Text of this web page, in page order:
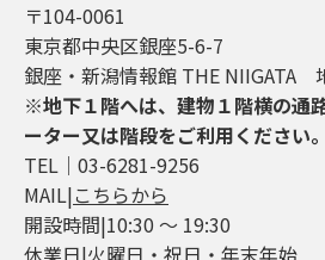
〒104-0061
東京都中央区銀座5-6-7
銀座・新潟情報館 THE NIIGATA
※地下１階へは、建物１階横の通
ーター又は階段をご利用ください。
TEL│03-6281-9256
MAIL|こちらから
開設時間|10:30 ～ 19:30
休業日|火曜日・祝日・年末年始